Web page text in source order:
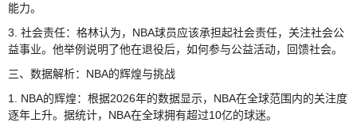
能力。
3. 社会责任：格林认为，NBA球员应该承担起社会责任，关注社会公
益事业。他举例说明了他在退役后，如何参与公益活动，回馈社会。
三、数据解析：NBA的辉煌与挑战
1. NBA的辉煌：根据2026年的数据显示，NBA在全球范围内的关注度
逐年上升。据统计，NBA在全球拥有超过10亿的球迷。